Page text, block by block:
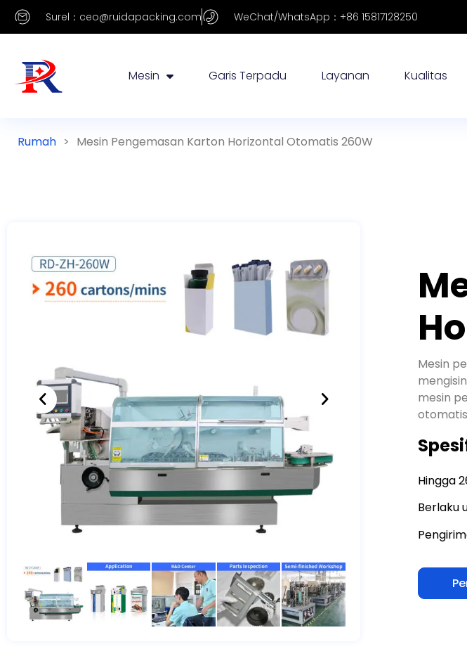
Surel：ceo@ruidapacking.com WeChat/WhatsApp：+86 15817128250
Mesin Garis Terpadu Layanan Kualitas
Rumah > Mesin Pengemasan Karton Horizontal Otomatis 260W
Mesin
mesin
Hingga
Berlaku